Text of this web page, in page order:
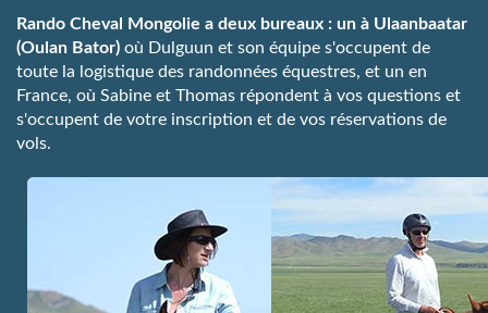
Rando Cheval Mongolie a deux bureaux : un à Ulaanbaatar
(Oulan Bator) où Dulguun et son équipe s'occupent de
toute la logistique des randonnées équestres, et un en
France, où Sabine et Thomas répondent à vos questions et
s'occupent de votre inscription et de vos réservations de
vols.